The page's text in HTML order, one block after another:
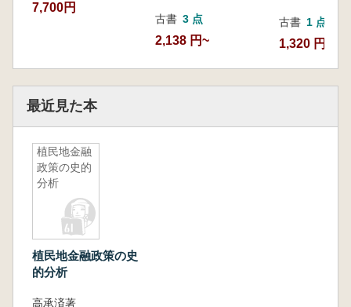
7,700円
古書 3 点
2,138 円~
古書 1 点
1,320 円
最近見た本
植民地金融
政策の史的
分析
植民地金融政策の史
的分析
高承済著